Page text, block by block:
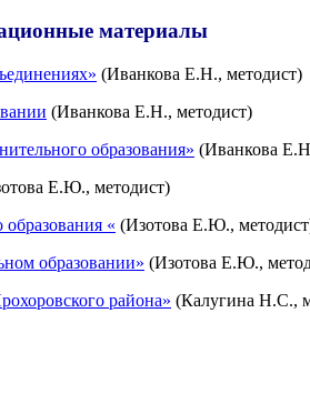
материалы
(Иванкова Е.Н., методист)
(Иванкова Е.Н., методист)
образования» (Иванкова
Е.Ю., методист)
« (Изотова Е.Ю.,
образовании» (Изотова Е.Ю.,
района» (Калугина Н.С.,